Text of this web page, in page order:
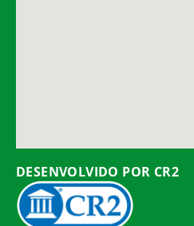
DESENVOLVIDO POR CR2